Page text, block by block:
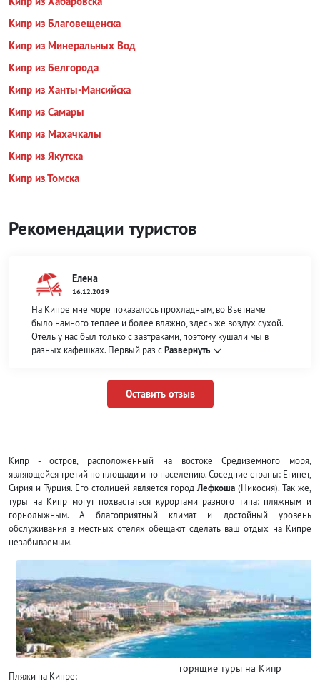
Кипр из Благовещенска
Кипр из Минеральных Вод
Кипр из Белгорода
Кипр из Ханты-Мансийска
Кипр из Самары
Кипр из Махачкалы
Кипр из Якутска
Кипр из Томска
Рекомендации туристов
Елена
16.12.2019
На Кипре мне море показалось прохладным, во Вьетнаме
было намного теплее и более влажно, здесь же воздух сухой.
Отель у нас был только с завтраками, поэтому кушали мы в
разных кафешках. Первый раз сРазвернуть
Оставить отзыв
Кипр - остров, расположенный на востоке Средиземного моря,
являющейся третий по площади и по населению. Соседние страны: Египет,
Сирия и Турция. Его столицей является город Лефкоша(Никосия). Так же,
туры на Кипр могут похвастаться курортами разного типа: пляжным и
горнолыжным. А благоприятный климат и достойный уровень
обслуживания в местных отелях обещают сделать ваш отдых на Кипре
незабываемым.
горящие туры на Кипр
Пляжи на Кипре: